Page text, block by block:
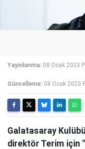
Yayınlanma: 08 Ocak 2023
Güncelleme: 08 Ocak 2023
Galatasaray
direktör Terim için